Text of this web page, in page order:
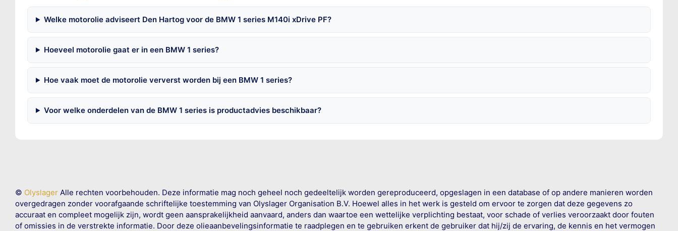
Welke motorolie adviseert Den Hartog voor de BMW 1 series M140i xDrive PF?
Hoeveel motorolie gaat er in een BMW 1 series?
Hoe vaak moet de motorolie ververst worden bij een BMW 1 series?
Voor welke onderdelen van de BMW 1 series is productadvies beschikbaar?
© OlyslagerAlle rechten voorbehouden. Deze informatie mag noch geheel noch gedeeltelijk worden gereproduceerd, opgeslagen in een database of op andere manieren worden
overgedragen zonder voorafgaande schriftelijke toestemming van Olyslager Organisation B.V. Hoewel alles in het werk is gesteld om ervoor te zorgen dat deze gegevens zo
accuraat en compleet mogelijk zijn, wordt geen aansprakelijkheid aanvaard, anders dan waartoe een wettelijke verplichting bestaat, voor schade of verlies veroorzaakt door fouten
of omissies in de verstrekte informatie. Door deze olieaanbevelingsinformatie te raadplegen en te gebruiken erkent de gebruiker dat hij/zij de ervaring, de kennis en het vermogen